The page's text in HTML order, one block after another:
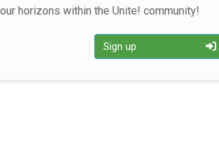
horizons within the Unite! community!
Sign up